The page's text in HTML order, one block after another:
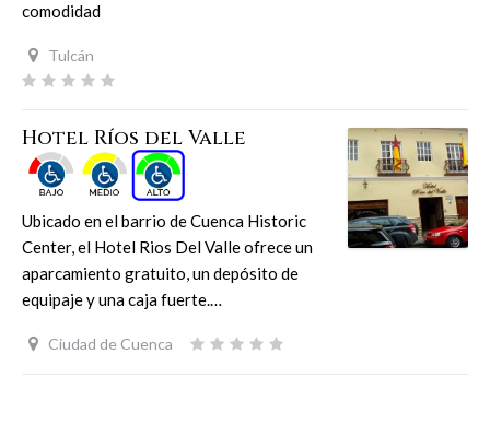
comodidad
Tulcán
Hotel Ríos del Valle
Ubicado en el barrio de Cuenca Historic
Center, el Hotel Rios Del Valle ofrece un
aparcamiento gratuito, un depósito de
equipaje y una caja fuerte.…
Ciudad de Cuenca